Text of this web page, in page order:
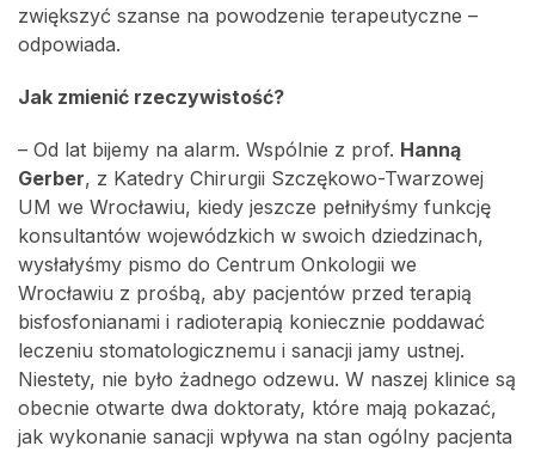
zwiększyć szanse na powodzenie terapeutyczne –
odpowiada.
Jak zmienić rzeczywistość?
– Od lat bijemy na alarm. Wspólnie z prof. Hanną
Gerber, z Katedry Chirurgii Szczękowo-Twarzowej
UM we Wrocławiu, kiedy jeszcze pełniłyśmy funkcję
konsultantów wojewódzkich w swoich dziedzinach,
wysłałyśmy pismo do Centrum Onkologii we
Wrocławiu z prośbą, aby pacjentów przed terapią
bisfosfonianami i radioterapią koniecznie poddawać
leczeniu stomatologicznemu i sanacji jamy ustnej.
Niestety, nie było żadnego odzewu. W naszej klinice są
obecnie otwarte dwa doktoraty, które mają pokazać,
jak wykonanie sanacji wpływa na stan ogólny pacjenta